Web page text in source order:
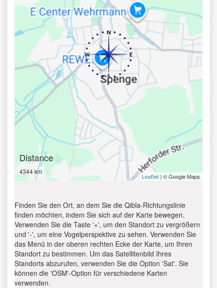
Distance
4344 km
Leaflet | © Google Maps
Finden Sie den Ort, an dem Sie die Qibla-Richtungslinie
finden möchten, indem Sie sich auf der Karte bewegen.
Verwenden Sie die Taste '+', um den Standort zu vergrößern
und '-', um eine Vogelperspektive zu sehen. Verwenden Sie
das Menü in der oberen rechten Ecke der Karte, um Ihren
Standort zu bestimmen. Um das Satellitenbild Ihres
Standorts abzurufen, verwenden Sie die Option 'Sat'. Sie
können die 'OSM'-Option für verschiedene Karten
verwenden.